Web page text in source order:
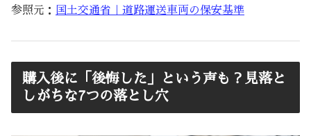
参照元： 国土交通省｜道路運送車両の保安基準
購入後に「後悔した」という声も？見落と
しがちな7つの落とし穴